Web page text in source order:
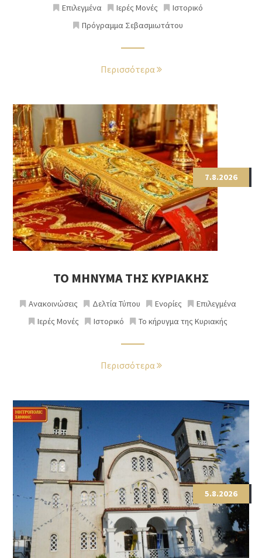
Επιλεγμένα
Ιερές Μονές
Ιστορικό
Πρόγραμμα Σεβασμιωτάτου
Περισσότερα
7.8.2026
ΤΟ ΜΗΝΥΜΑ ΤΗΣ ΚΥΡΙΑΚΗΣ
Ανακοινώσεις Δελτία Τύπου Ενορίες
Επιλεγμένα
Ιερές Μονές
Ιστορικό Το κήρυγμα της Κυριακής
Περισσότερα
5.8.2026